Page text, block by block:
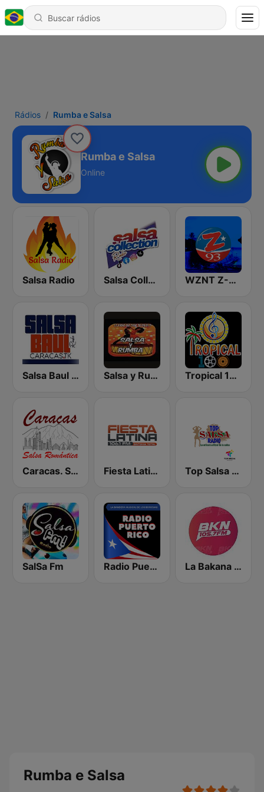
Rádios Rumba e Salsa
Rumba e Salsa
Online
Salsa Radio Salsa Collection WZNT Z-93 FM
Salsa Baul Caracas Salsisima Salsa y Rumba Tropical 100 Bolero
Caracas. Salsa Romántica Fiesta Latina 106.1 FM Top Salsa Radio
SalSa Fm Radio Puerto Rico PR La Bakana FM
Rumba e Salsa